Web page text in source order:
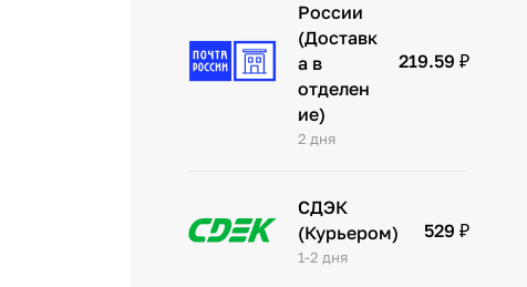
России
(Доставк
а в
отделен
ие)
2 дня
219.59 ₽
СДЭК
(Курьером)
1-2 дня
529 ₽